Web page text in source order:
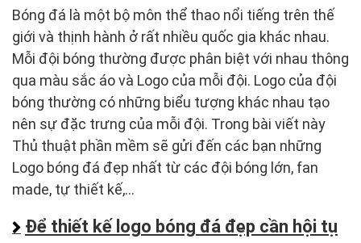
Bóng đá là một bộ môn thể thao nổi tiếng trên thế
giới và thịnh hành ở rất nhiều quốc gia khác nhau.
Mỗi đội bóng thường được phân biệt với nhau thông
qua màu sắc áo và Logo của mỗi đội. Logo của đội
bóng thường có những biểu tượng khác nhau tạo
nên sự đặc trưng của mỗi đội. Trong bài viết này
Thủ thuật phần mềm sẽ gửi đến các bạn những
Logo bóng đá đẹp nhất từ các đội bóng lớn, fan
made, tự thiết kế,…
Để thiết kế logo bóng đá đẹp cần hội tụ